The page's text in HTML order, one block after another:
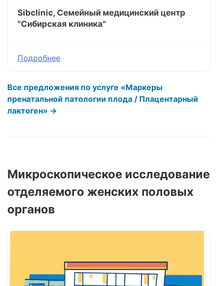
Sibclinic, Семейный медицинский центр
"Сибирская клиника"
Подробнее
Все предложения по услуге «Маркеры
пренатальной патологии плода / Плацентарный
лактоген» →
Микроскопическое исследование
отделяемого женских половых
органов